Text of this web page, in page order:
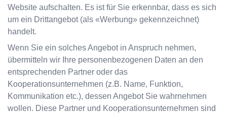
Website aufschalten. Es ist für Sie erkennbar, dass es sich
um ein Drittangebot (als «Werbung» gekennzeichnet)
handelt.
Wenn Sie ein solches Angebot in Anspruch nehmen,
übermitteln wir Ihre personenbezogenen Daten an den
entsprechenden Partner oder das
Kooperationsunternehmen (z.B. Name, Funktion,
Kommunikation etc.), dessen Angebot Sie wahrnehmen
wollen. Diese Partner und Kooperationsunternehmen sind